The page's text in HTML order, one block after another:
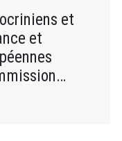
et
et